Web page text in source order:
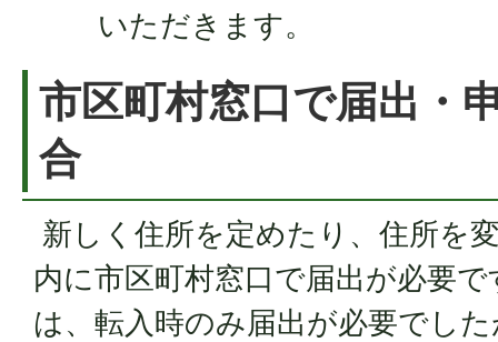
いただきます。
市区町村窓口で届出・
合
新しく住所を定めたり、住所を
内に市区町村窓口で届出が必要
は、転入時のみ届出が必要でし